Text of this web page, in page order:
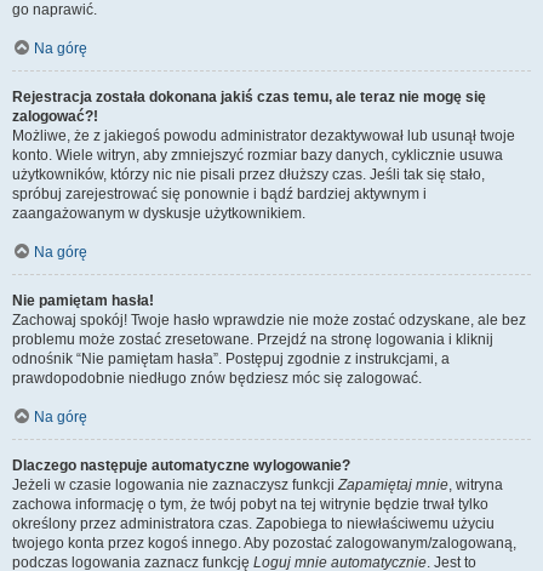
go naprawić.
Na górę
Rejestracja została dokonana jakiś czas temu, ale teraz nie mogę się
zalogować?!
Możliwe, że z jakiegoś powodu administrator dezaktywował lub usunął twoje
konto. Wiele witryn, aby zmniejszyć rozmiar bazy danych, cyklicznie usuwa
użytkowników, którzy nic nie pisali przez dłuższy czas. Jeśli tak się stało,
spróbuj zarejestrować się ponownie i bądź bardziej aktywnym i
zaangażowanym w dyskusje użytkownikiem.
Na górę
Nie pamiętam hasła!
Zachowaj spokój! Twoje hasło wprawdzie nie może zostać odzyskane, ale bez
problemu może zostać zresetowane. Przejdź na stronę logowania i kliknij
odnośnik “Nie pamiętam hasła”. Postępuj zgodnie z instrukcjami, a
prawdopodobnie niedługo znów będziesz móc się zalogować.
Na górę
Dlaczego następuje automatyczne wylogowanie?
Jeżeli w czasie logowania nie zaznaczysz funkcjiZapamiętaj mnie, witryna
zachowa informację o tym, że twój pobyt na tej witrynie będzie trwał tylko
określony przez administratora czas. Zapobiega to niewłaściwemu użyciu
twojego konta przez kogoś innego. Aby pozostać zalogowanym/zalogowaną,
podczas logowania zaznacz funkcję Loguj mnie automatycznie. Jest to